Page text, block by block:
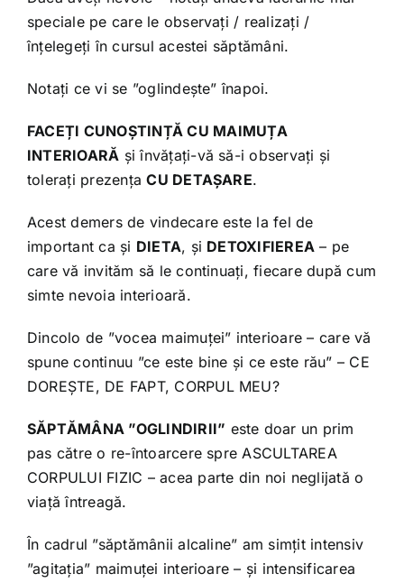
speciale pe care le observați / realizați /
înțelegeți în cursul acestei săptămâni.
Notați ce vi se ”oglindește” înapoi.
FACEȚI CUNOȘTINȚĂ CU MAIMUȚA
INTERIOARĂ și învățați-vă să-i observați și
tolerați prezențaCU DETAȘARE.
Acest demers de vindecare este la fel de
important ca și DIETA, și DETOXIFIEREA – pe
care vă invităm să le continuați, fiecare după cum
simte nevoia interioară.
Dincolo de ”vocea maimuței” interioare – care vă
spune continuu ”ce este bine și ce este rău” – CE
DOREȘTE, DE FAPT, CORPUL MEU?
SĂPTĂMÂNA ”OGLINDIRII” este doar un prim
pas către o re-întoarcere spre ASCULTAREA
CORPULUI FIZIC – acea parte din noi neglijată o
viață întreagă.
În cadrul ”săptămânii alcaline” am simțit intensiv
”agitația” maimuței interioare – și intensificarea